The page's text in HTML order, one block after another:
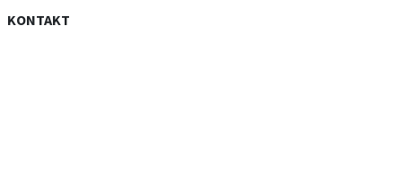
KONTAKT